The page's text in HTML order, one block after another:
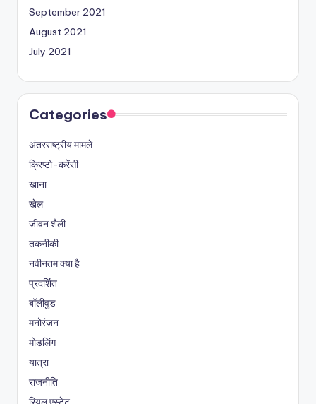
September 2021
August 2021
July 2021
Categories
अंतरराष्ट्रीय मामले
क्रिप्टो-करेंसी
खाना
खेल
जीवन शैली
तकनीकी
नवीनतम क्या है
प्रदर्शित
बॉलीवुड
मनोरंजन
मोडलिंग
यात्रा
राजनीति